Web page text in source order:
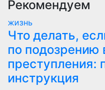
Рекомендуем
жизнь
Что делать,
по подозрению
преступления:
инструкция